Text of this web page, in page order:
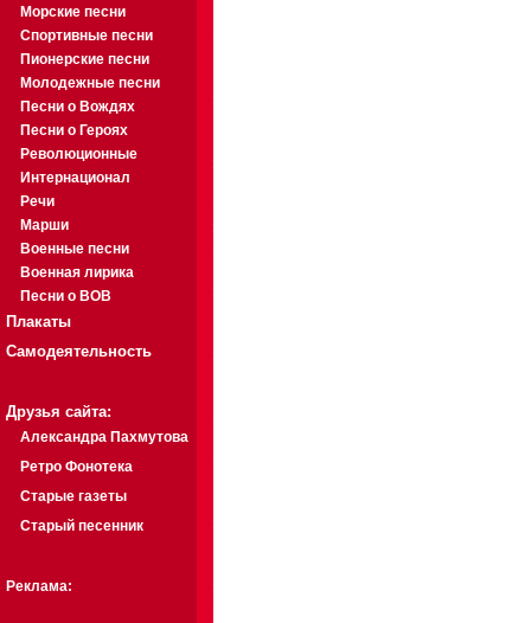
Морские песни
Спортивные песни
Пионерские песни
Молодежные песни
Песни о Вождях
Песни о Героях
Революционные
Интернационал
Речи
Марши
Военные песни
Военная лирика
Песни о ВОВ
Плакаты
Самодеятельность
Друзья сайта:
Александра Пахмутова
Ретро Фонотека
Старые газеты
Старый песенник
Реклама: